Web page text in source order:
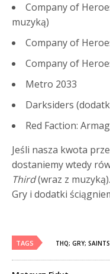
Company of
muzyką)
Company of
Company of
Metro 2033
Darksiders
Red Faction:
Jeśli nasza kwota
dostaniemy wtedy
Third(wraz z
Gry i dodatki
TAGS THQ; GRY;